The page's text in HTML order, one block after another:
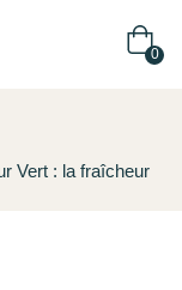
0
Vert : la fraîcheur